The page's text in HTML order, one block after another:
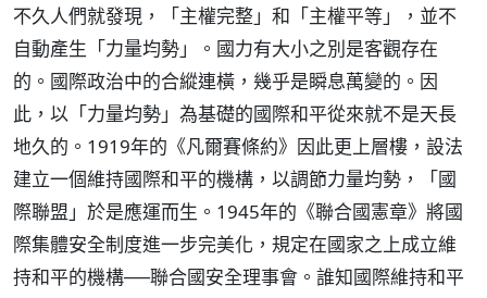
不久人們就發現，「主權完整」和「主權平等」，並不
自動產生「力量均勢」。國力有大小之別是客觀存在
的。國際政治中的合縱連橫，幾乎是瞬息萬變的。因
此，以「力量均勢」為基礎的國際和平從來就不是天長
地久的。1919年的《凡爾賽條約》因此更上層樓，設法
建立一個維持國際和平的機構，以調節力量均勢，「國
際聯盟」於是應運而生。1945年的《聯合國憲章》將國
際集體安全制度進一步完美化，規定在國家之上成立維
持和平的機構──聯合國安全理事會。誰知國際維持和平